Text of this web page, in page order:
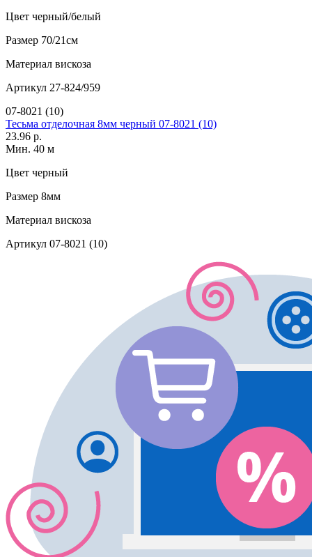
Цвет черный/белый
Размер 70/21см
Материал вискоза
Артикул 27-824/959
07-8021 (10)
Тесьма отделочная 8мм черный 07-8021 (10)
23.96 р.
Мин. 40 м
Цвет черный
Размер 8мм
Материал вискоза
Артикул 07-8021 (10)